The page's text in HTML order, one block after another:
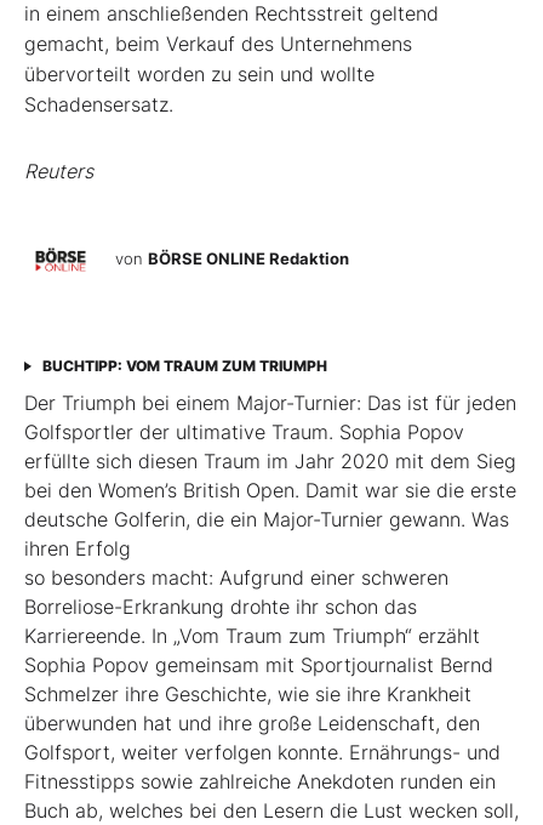
in einem anschließenden Rechtsstreit geltend
gemacht, beim Verkauf des Unternehmens
übervorteilt worden zu sein und wollte
Schadensersatz.
Reuters
von BÖRSE ONLINE Redaktion
BUCHTIPP: VOM TRAUM ZUM TRIUMPH
Der Triumph bei einem Major-Turnier: Das ist für jeden
Golfsportler der ultimative Traum. Sophia Popov
erfüllte sich diesen Traum im Jahr 2020 mit dem Sieg
bei den Women’s British Open. Damit war sie die erste
deutsche Golferin, die ein Major-Turnier gewann. Was
ihren Erfolg
so besonders macht: Aufgrund einer schweren
Borreliose-­Erkrankung drohte ihr schon das
Karriereende. In „Vom Traum zum Triumph“ erzählt
Sophia Popov gemeinsam mit Sport­journalist Bernd
Schmelzer ihre Geschichte, wie sie ihre Krankheit
überwunden hat und ihre große Leidenschaft, den
Golfsport, weiter verfolgen konnte. Ernährungs- und
Fitnesstipps sowie zahlreiche Anekdoten runden ein
Buch ab, welches bei den Lesern die Lust wecken soll,